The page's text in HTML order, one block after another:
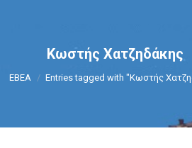
Κωστής Χατζηδάκης
You are here:
ΕΒΕΑ Entries tagged with "Κωστής